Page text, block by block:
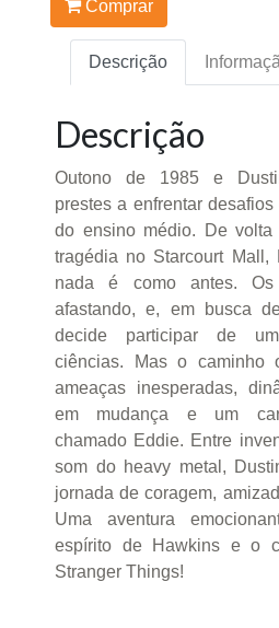
Comprar
Descrição
Descrição
Outono de 1985 e
prestes a enfrentar
do ensino médio. De
tragédia no Starcourt Mall,
nada é como antes.
afastando, e, em busca
decide participar de
ciências. Mas o
ameaças inesperadas,
em mudança e um
chamado Eddie. Entre
som do heavy metal,
jornada de coragem,
Uma aventura
espírito de Hawkins e o
Stranger Things!